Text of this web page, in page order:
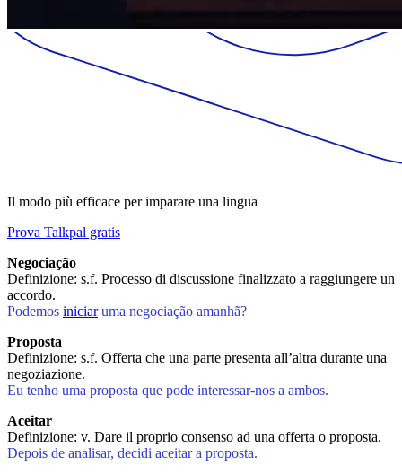
Il modo più efficace per imparare una lingua
Prova Talkpal gratis
Negociação
Definizione: s.f. Processo di discussione finalizzato a raggiungere un
accordo.
Podemos iniciaruma negociação amanhã?
Proposta
Definizione: s.f. Offerta che una parte presenta all’altra durante una
negoziazione.
Eu tenho uma proposta que pode interessar-nos a ambos.
Aceitar
Definizione: v. Dare il proprio consenso ad una offerta o proposta.
Depois de analisar, decidi aceitar a proposta.